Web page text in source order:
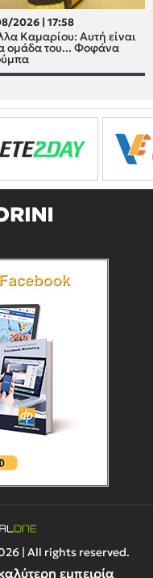
εμπειρία
2026 | 17:58
Καμαρίου: Αυτή είναι
ομάδα του... Φοφάνα
| All rights reserved.